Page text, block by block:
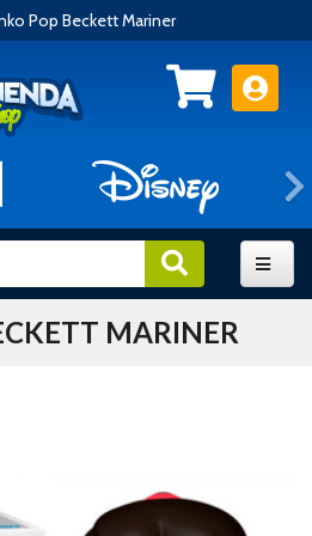
Pop Beckett Mariner
MARINER